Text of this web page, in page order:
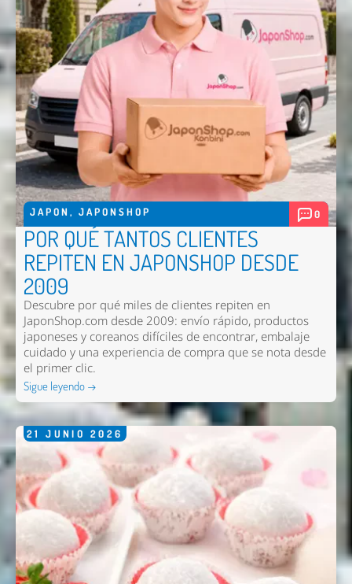
JAPON , JAPONSHOP 0
POR QUÉ TANTOS CLIENTES
REPITEN EN JAPONSHOP DESDE
2009
Descubre por qué miles de clientes repiten en
JaponShop.com desde 2009: envío rápido, productos
japoneses y coreanos difíciles de encontrar, embalaje
cuidado y una experiencia de compra que se nota desde
el primer clic.
Sigue leyendo →
21 JUNIO 2026
Enviar